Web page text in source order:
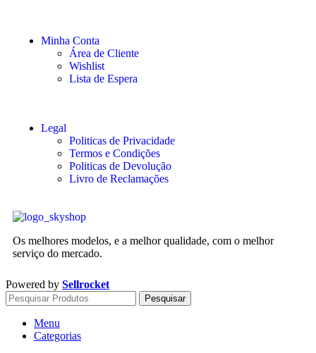
Minha Conta
Área de Cliente
Wishlist
Lista de Espera
Legal
Politicas de Privacidade
Termos e Condições
Politicas de Devolução
Livro de Reclamações
Os melhores modelos, e a melhor qualidade, com o melhor
serviço do mercado.
Powered by Sellrocket
Pesquisar
Menu
Categorias